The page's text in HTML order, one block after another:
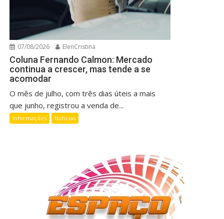
07/08/2026 ElenCristina
Coluna Fernando Calmon: Mercado
continua a crescer, mas tende a se
acomodar
O mês de julho, com três dias úteis a mais
que junho, registrou a venda de...
Informações Notícias